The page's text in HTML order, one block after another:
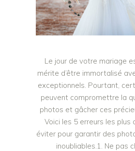
Le jour de votre mariage
mérite d’être immortalisé
exceptionnels. Pourtant,
peuvent compromettre la
photos et gâcher ces
Voici les 5 erreurs les plus
éviter pour garantir des
inoubliables.1. Ne pas